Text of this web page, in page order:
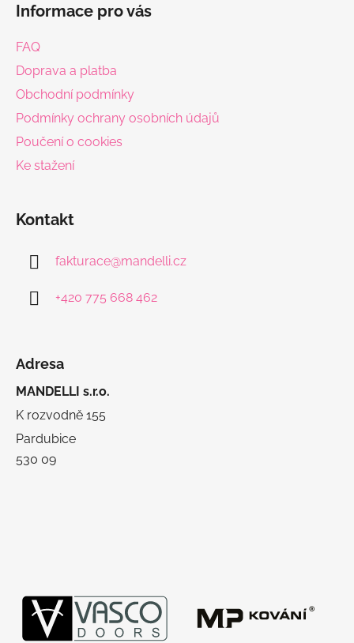
Informace pro vás
FAQ
Doprava a platba
Obchodní podmínky
Podmínky ochrany osobních údajů
Poučení o cookies
Ke stažení
Kontakt
fakturace@mandelli.cz
+420 775 668 462
Adresa
MANDELLI s.r.o.
K rozvodně 155
Pardubice
530 09